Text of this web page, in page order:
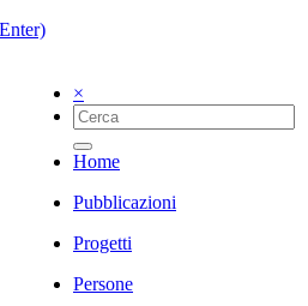
×
Home
Pubblicazioni
Progetti
Persone